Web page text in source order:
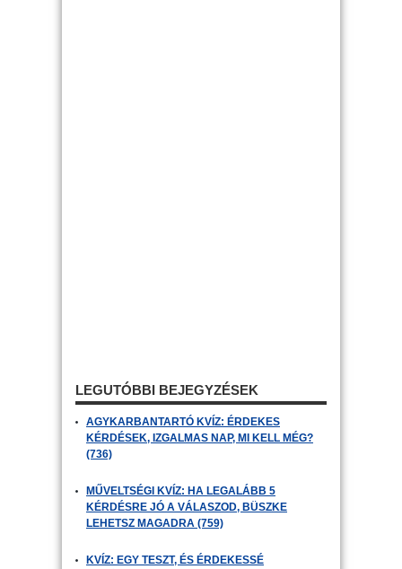
LEGUTÓBBI BEJEGYZÉSEK
AGYKARBANTARTÓ KVÍZ: ÉRDEKES
KÉRDÉSEK, IZGALMAS NAP, MI KELL MÉG?
(736)
MŰVELTSÉGI KVÍZ: HA LEGALÁBB 5
KÉRDÉSRE JÓ A VÁLASZOD, BÜSZKE
LEHETSZ MAGADRA (759)
KVÍZ: EGY TESZT, ÉS ÉRDEKESSÉ